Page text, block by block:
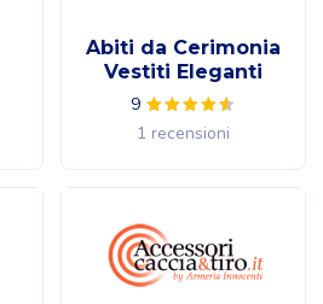
Abiti da Cerimonia
Vestiti Eleganti
9
1 recensioni